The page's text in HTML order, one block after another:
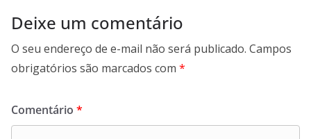
Deixe um comentário
O seu endereço de e-mail não será publicado. Campos
obrigatórios são marcados com *
Comentário *